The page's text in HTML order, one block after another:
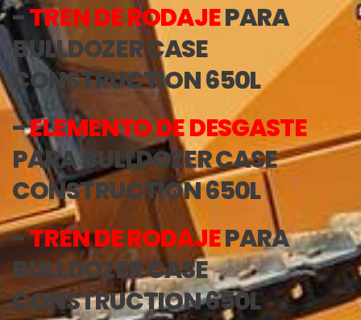
-TREN DE RODAJEPARA
BULLDOZER CASE
CONSTRUCTION 650L
-ELEMENTO DE DESGASTE
PARA BULLDOZER CASE
CONSTRUCTION 650L
-TREN DE RODAJEPARA
BULLDOZER CASE
CONSTRUCTION 650L